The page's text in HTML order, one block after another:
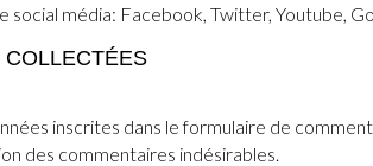
média: Facebook, Twitter, Youtube,
inscrites dans le formulaire de
des commentaires indésirables.